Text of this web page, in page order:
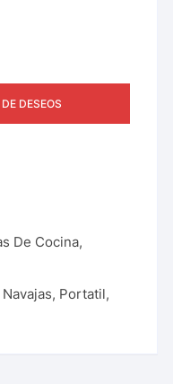
DESEOS
De Cocina,
Navajas, Portatil,